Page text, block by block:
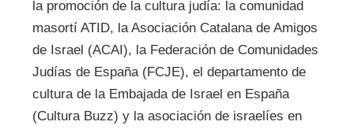
la promoción de la cultura judía: la comunidad
masortí ATID, la Asociación Catalana de Amigos
de Israel (ACAI), la Federación de Comunidades
Judías de España (FCJE), el departamento de
cultura de la Embajada de Israel en España
(Cultura Buzz) y la asociación de israelíes en